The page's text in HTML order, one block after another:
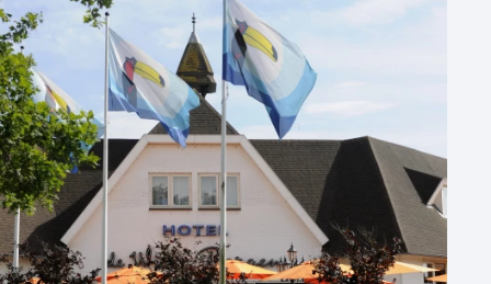
6 - 10 zalen
10 of meer zalen
Aantal personen
1 - 50 personen
50 - 100 personen
100 - 250 personen
250 - 500 personen
500+ personen
Bijzondere locaties